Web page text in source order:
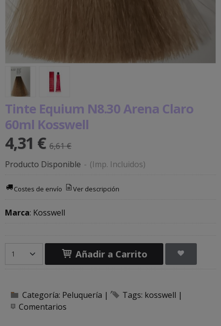
Tinte Equium N8.30 Arena Claro
60ml Kosswell
4,31 € 6,61 €
Producto Disponible - (Imp. Incluidos)
Costes de envío Ver descripción
Marca: Kosswell
Añadir a Carrito
Categoría: Peluquería | Tags: kosswell |
Comentarios